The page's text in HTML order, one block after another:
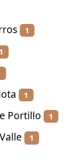
1
1
1
Portillo 1
1